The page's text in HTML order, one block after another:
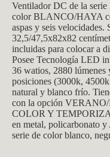
Ventilador DC de la
color BLANCO/HAYA
aspas y seis velocidades.
32,5/47,5x82x82
incluidas para colocar a
Posee Tecnología LED
36 watios, 2880 lúmenes
posiciones (3000k,
natural y blanco frío.
con la opción
COLOR Y
en metal, policarbonato
serie de color blanco,